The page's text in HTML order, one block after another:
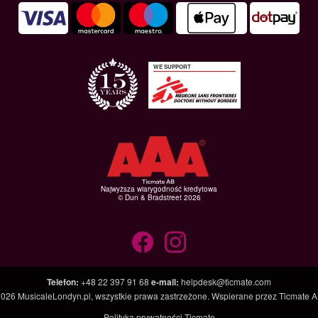
WE SUPPORT
Najwyższa wiarygodność kredytowa
© Dun & Bradstreet 2026
Telefon: +48 22 397 91 68 e-mail: helpdesk@ticmate.com
MusicaleLondyn.pl, wszystkie prawa zastrzeżone. Wspierane przezTicmate